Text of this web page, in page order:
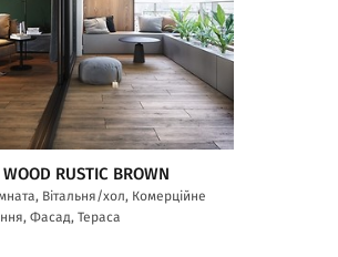
RUSTIC BROWN
Вітальня/хол, Комерційне
Фасад, Тераса